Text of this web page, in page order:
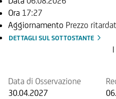
Ora 17:27
Aggiornamento Prezzo
DETTAGLI SUL SOTTOSTANTE
Data di Osservazione
30.04.2027